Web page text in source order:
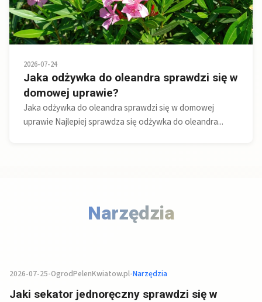
2026-07-24
Jaka odżywka do oleandra sprawdzi się w
domowej uprawie?
Jaka odżywka do oleandra sprawdzi się w domowej
uprawie Najlepiej sprawdza się odżywka do oleandra...
Narzędzia
2026-07-25•OgrodPelenKwiatow.pl•Narzędzia
Jaki sekator jednoręczny sprawdzi się w